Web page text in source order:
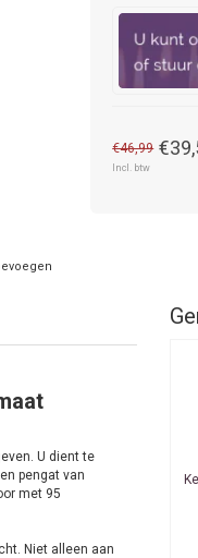
€46,99
Incl. btw
U dient te
pengat van
met 95
Niet alleen aan